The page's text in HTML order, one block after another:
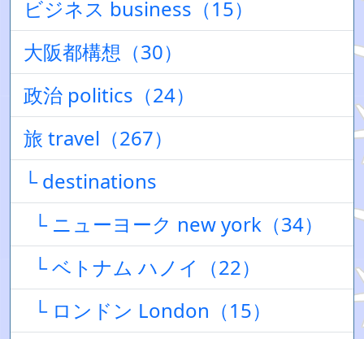
ビジネス business（15）
大阪都構想（30）
政治 politics（24）
旅 travel（267）
└ destinations
└ ニューヨーク new york（34）
└ ベトナム ハノイ（22）
└ ロンドン London（15）